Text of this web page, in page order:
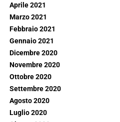
Aprile 2021
Marzo 2021
Febbraio 2021
Gennaio 2021
Dicembre 2020
Novembre 2020
Ottobre 2020
Settembre 2020
Agosto 2020
Luglio 2020